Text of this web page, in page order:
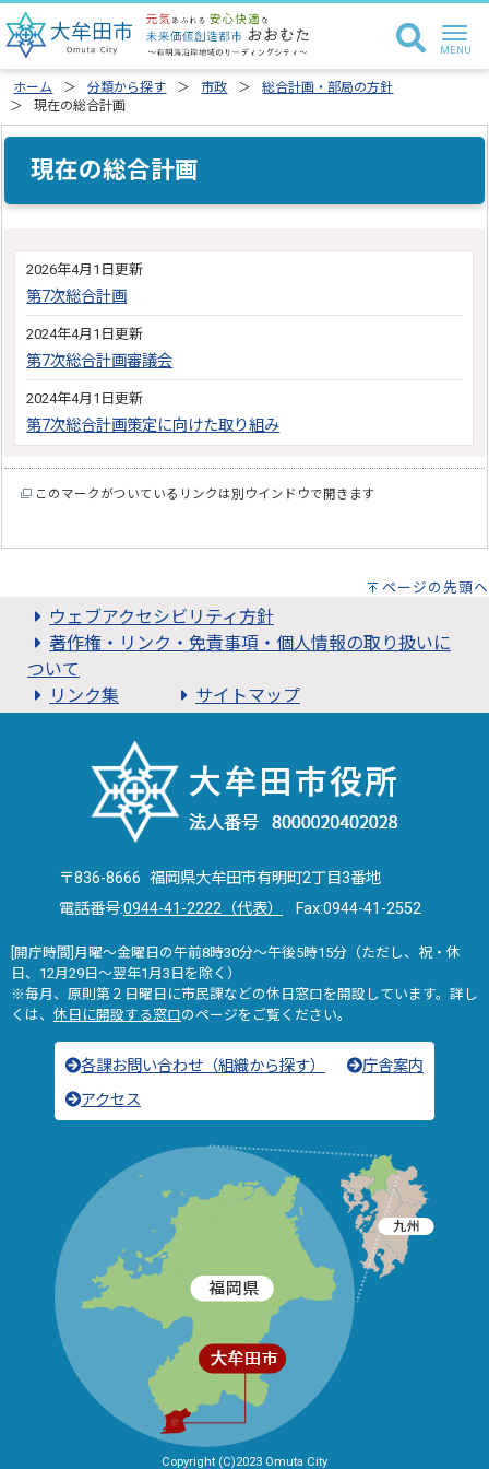
ホーム 分類から探す 市政
総合計画・部局の方針
現在の総合計画
現在の総合計画
2026年4月1日更新
第7次総合計画
2024年4月1日更新
第7次総合計画審議会
2024年4月1日更新
第7次総合計画策定に向けた取り組み
このマークがついているリンクは別ウインドウで開きます
ページの先頭へ
ウェブアクセシビリティ方針
著作権・リンク・免責事項・個人情報の取り扱いに
ついて
リンク集
サイトマップ
〒836-8666 福岡県大牟田市有明町2丁目3番地
電話番号:0944-41-2222（代表） Fax:0944-41-2552
[開庁時間]月曜～金曜日の午前8時30分～午後5時15分（ただし、祝・休
日、12月29日～翌年1月3日を除く）
※毎月、原則第２日曜日に市民課などの休日窓口を開設しています。詳し
くは、 休日に開設する窓口のページをご覧ください。
各課お問い合わせ（組織から探す）
庁舎案内
アクセス
Copyright (C)2023 Omuta City